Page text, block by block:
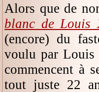
Alors que de
blanc de Louis
(encore) du
voulu par Louis
commencent à
tout juste 22